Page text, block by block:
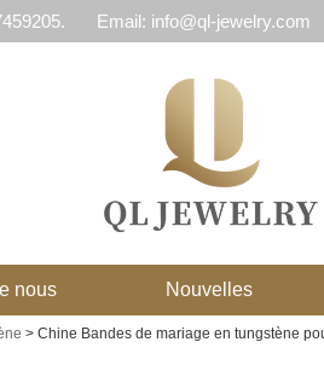
Email: info@ql-jewelry.com
nous Nouvelles
> Chine Bandes de mariage en tungstène